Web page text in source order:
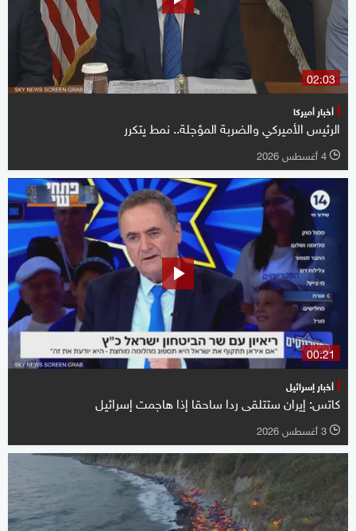
02:03
أخبار أميركا
الرئيس الأميركي والضربة المؤجلة.. نمط يتكرر
l 4 أغسطس 2026
00:21
أخبار إسرائيل
كاتس: إيران ستتلقى ردا ساحقا إذا هاجمت إسرائيل
l 3 أغسطس 2026